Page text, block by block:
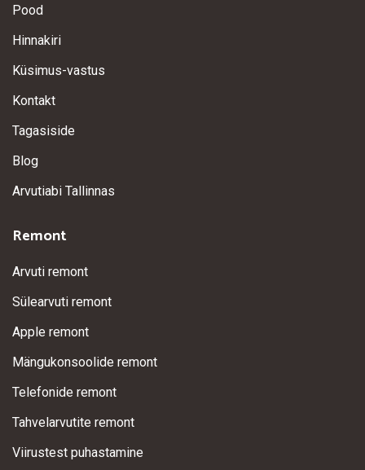
Pood
Hinnakiri
Küsimus-vastus
Kontakt
Tagasiside
Blog
Arvutiabi Tallinnas
Remont
Arvuti remont
Sülearvuti remont
Apple remont
Mängukonsoolide remont
Telefonide remont
Tahvelarvutite remont
Viirustest puhastamine